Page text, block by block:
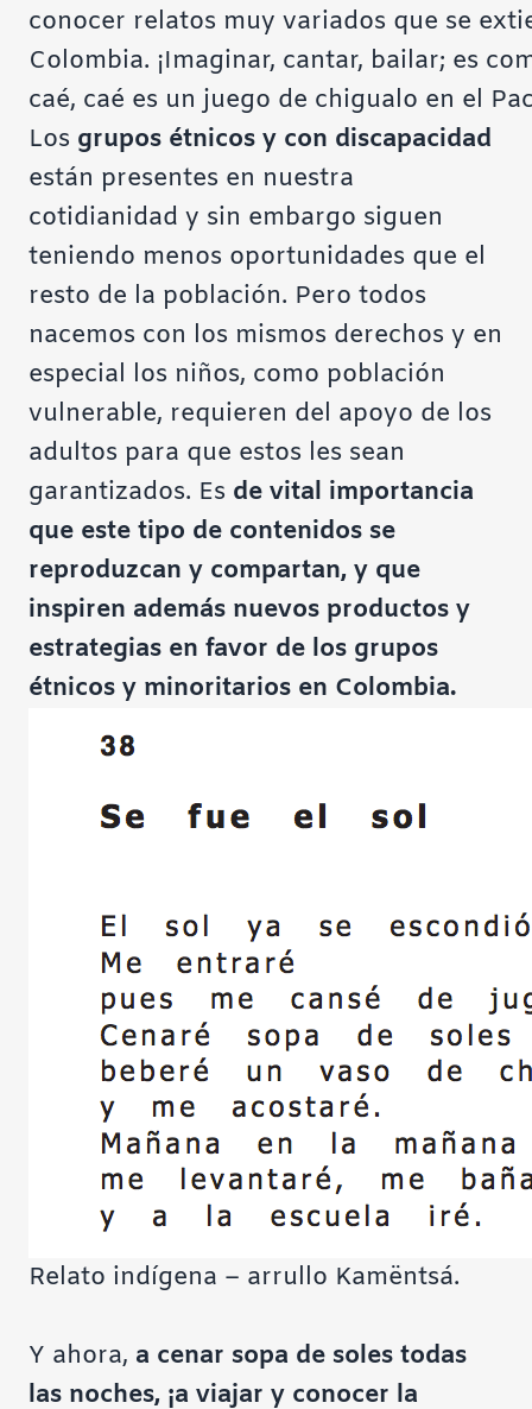
conocer relatos muy variados que se
Colombia. ¡Imaginar, cantar, bailar; es
caé, caé es un juego de chigualo en el
Los grupos étnicos y con discapacidad
están presentes en nuestra
cotidianidad y sin embargo siguen
teniendo menos oportunidades que el
resto de la población. Pero todos
nacemos con los mismos derechos y en
especial los niños, como población
vulnerable, requieren del apoyo de los
adultos para que estos les sean
garantizados. Es de vital importancia
que este tipo de contenidos se
reproduzcan y compartan, y que
inspiren además nuevos productos y
estrategias en favor de los grupos
étnicos y minoritarios en Colombia.
Relato indígena – arrullo Kamëntsá.
Y ahora, a cenar sopa de soles todas
las noches, ¡a viajar y conocer la